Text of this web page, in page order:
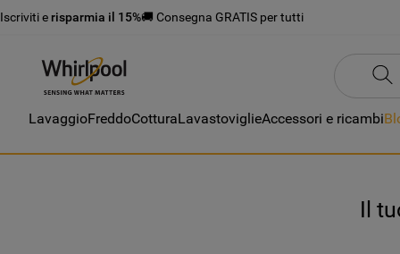
Iscriviti e risparmia il 15%🚚 Consegna GRATIS per tutti
LavaggioFreddoCotturaLavastoviglieAccessori e ricambi
Il